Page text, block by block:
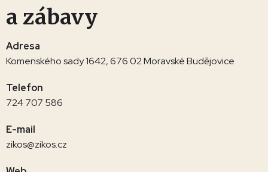
a zábavy
Adresa
Komenského sady 1642, 676 02 Moravské Budějovice
Telefon
724 707 586
E-mail
zikos@zikos.cz